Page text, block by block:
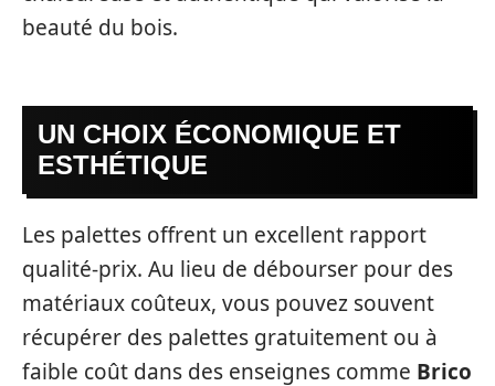
beauté du bois.
UN CHOIX ÉCONOMIQUE ET
ESTHÉTIQUE
Les palettes offrent un excellent rapport
qualité-prix. Au lieu de débourser pour des
matériaux coûteux, vous pouvez souvent
récupérer des palettes gratuitement ou à
faible coût dans des enseignes comme Brico